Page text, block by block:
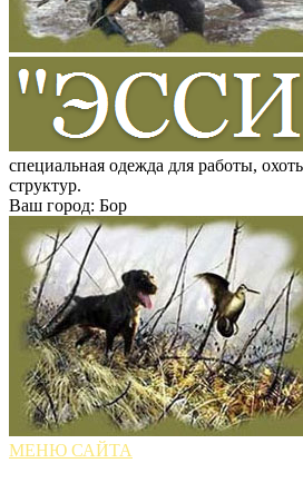
специальная одежда для работы,
структур.
Ваш город: Бор
МЕНЮ САЙТА